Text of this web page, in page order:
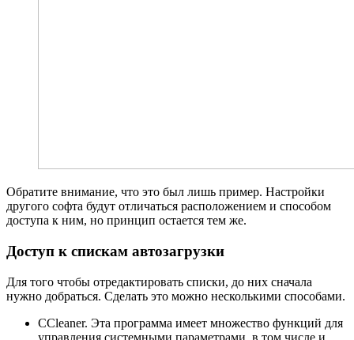
Обратите внимание, что это был лишь пример. Настройки
другого софта будут отличаться расположением и способом
доступа к ним, но принцип остается тем же.
Доступ к спискам автозагрузки
Для того чтобы отредактировать списки, до них сначала
нужно добраться. Сделать это можно несколькими способами.
CCleaner. Эта программа имеет множество функций для
управления системными параметрами, в том числе и